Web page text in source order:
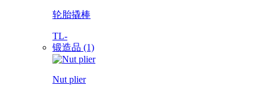
轮胎撬棒
TL-
锻造品 (1)
Nut plier